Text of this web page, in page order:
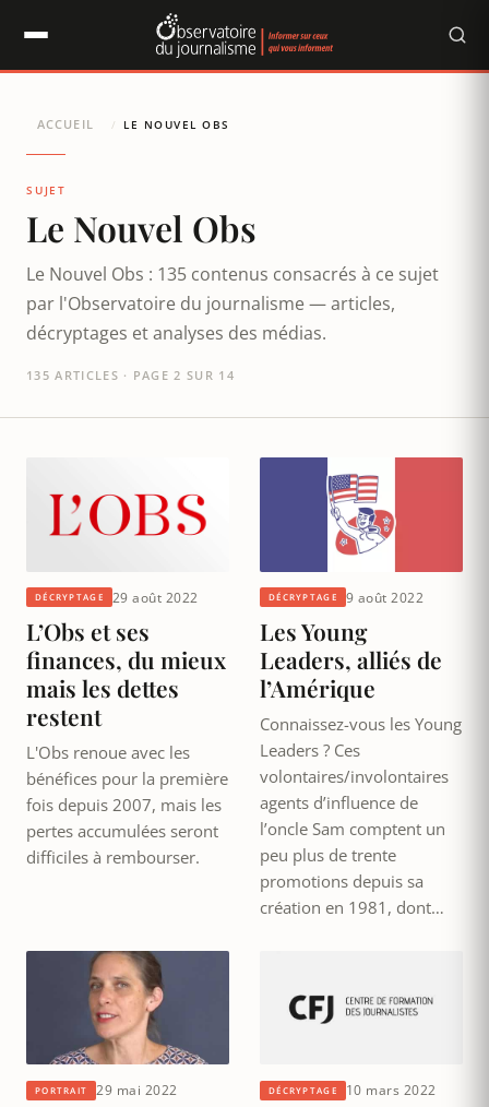
ACCUEIL / LE NOUVEL OBS
SUJET
Le Nouvel Obs
Le Nouvel Obs : 135 contenus consacrés à ce sujet
par l'Observatoire du journalisme — articles,
décryptages et analyses des médias.
135 ARTICLES · PAGE 2 SUR 14
DÉCRYPTAGE 29 août 2022
L’Obs et ses
finances, du mieux
mais les dettes
restent
L'Obs renoue avec les
bénéfices pour la première
fois depuis 2007, mais les
pertes accumulées seront
difficiles à rembourser.
DÉCRYPTAGE 9 août 2022
Les Young
Leaders, alliés de
l’Amérique
Connaissez-vous les Young
Leaders ? Ces
volontaires/involontaires
agents d’influence de
l’oncle Sam comptent un
peu plus de trente
promotions depuis sa
création en 1981, dont…
PORTRAIT 29 mai 2022 DÉCRYPTAGE 10 mars 2022
Panneau de gestion des cookies